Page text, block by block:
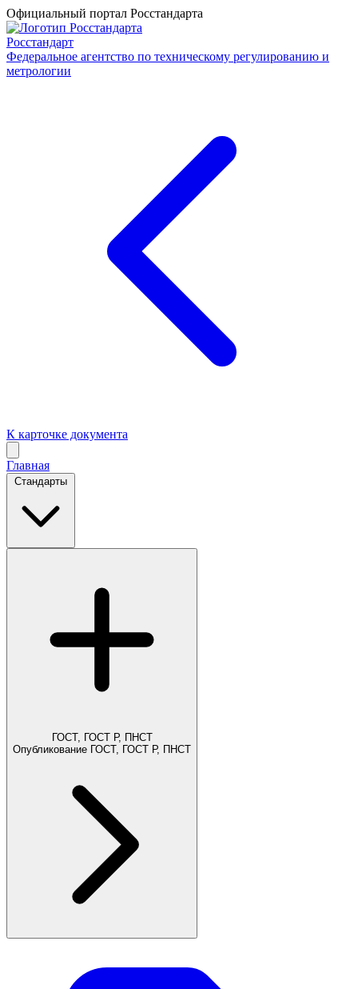
Официальный портал Росстандарта
Росстандарт
Федеральное агентство по техническому регулированию и
метрологии
К карточке документа
Главная
Стандарты
ГОСТ, ГОСТ Р, ПНСТ
Опубликование ГОСТ, ГОСТ Р, ПНСТ